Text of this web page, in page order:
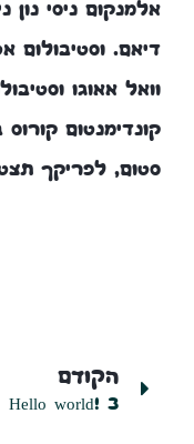
אלמנקום ניסי נון
דיאם. וסטיבולום
וואל אאוגו
קונדימנטום
סטום, לפריקך
הקודם
Hello world! 3